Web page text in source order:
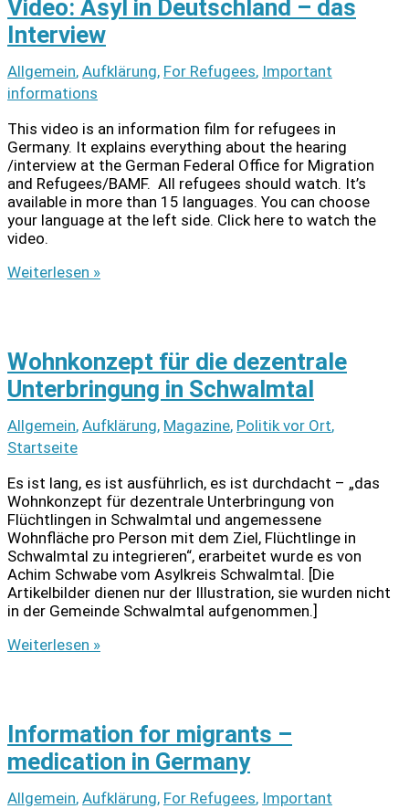
Video: Asyl in Deutschland – das
Interview
Allgemein, Aufklärung, For Refugees, Important
informations
This video is an information film for refugees in
Germany. It explains everything about the hearing
/interview at the German Federal Office for Migration
and Refugees/BAMF. All refugees should watch. It’s
available in more than 15 languages. You can choose
your language at the left side. Click here to watch the
video.
Video:
das
Interview
Weiterlesen »
Wohnkonzept für die dezentrale
Unterbringung in Schwalmtal
Allgemein, Aufklärung, Magazine, Politik vor Ort,
Startseite
Es ist lang, es ist ausführlich, es ist durchdacht – „das
Wohnkonzept für dezentrale Unterbringung von
Flüchtlingen in Schwalmtal und angemessene
Wohnfläche pro Person mit dem Ziel, Flüchtlinge in
Schwalmtal zu integrieren“, erarbeitet wurde es von
Achim Schwabe vom Asylkreis Schwalmtal. [Die
Artikelbilder dienen nur der Illustration, sie wurden nicht
in der Gemeinde Schwalmtal aufgenommen.]
Wohnkonzept
in
Schwalmtal
Weiterlesen »
Information for migrants –
medication in Germany
Allgemein, Aufklärung, For Refugees, Important